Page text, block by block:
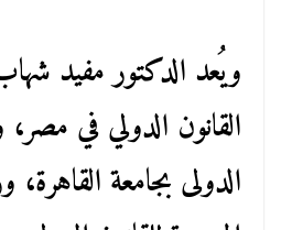
ويُعد الدكتور مفيد
القانون الدولي في مصر،
الدولى بجامعة القاهرة،